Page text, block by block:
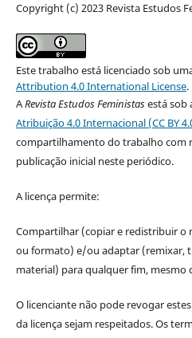
Copyright (c) 2023 Revista Estudos
Este trabalho está licenciado sob
Attribution 4.0 International License.
ARevista Estudos Feministasestá sob
Atribuição 4.0 Internacional (CC BY
compartilhamento do trabalho com
publicação inicial neste periódico.
A licença permite:
Compartilhar (copiar e redistribuir o
ou formato) e/ou adaptar (remixar,
material) para qualquer fim, mesmo
O licenciante não pode revogar
da licença sejam respeitados. Os